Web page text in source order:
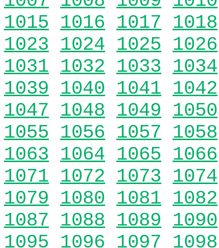
1015 1016 1017 1018
1023 1024 1025 1026
1031 1032 1033 1034
1039 1040 1041 1042
1047 1048 1049 1050
1055 1056 1057 1058
1063 1064 1065 1066
1071 1072 1073 1074
1079 1080 1081 1082
1087 1088 1089 1090
1095 1096 1097 1098